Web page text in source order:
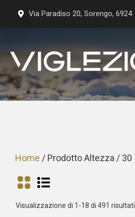
Via Paradiso 20, Sorengo, 6924
Home / Prodotto Altezza / 30
Visualizzazione di 1-18 di 491 risultati